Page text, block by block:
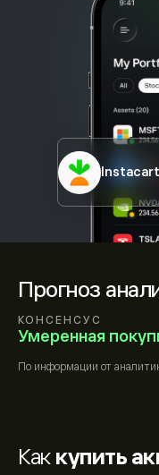
Прогноз
КОНСЕНСУС
Умеренная
По информации от
Instacart
Как купить